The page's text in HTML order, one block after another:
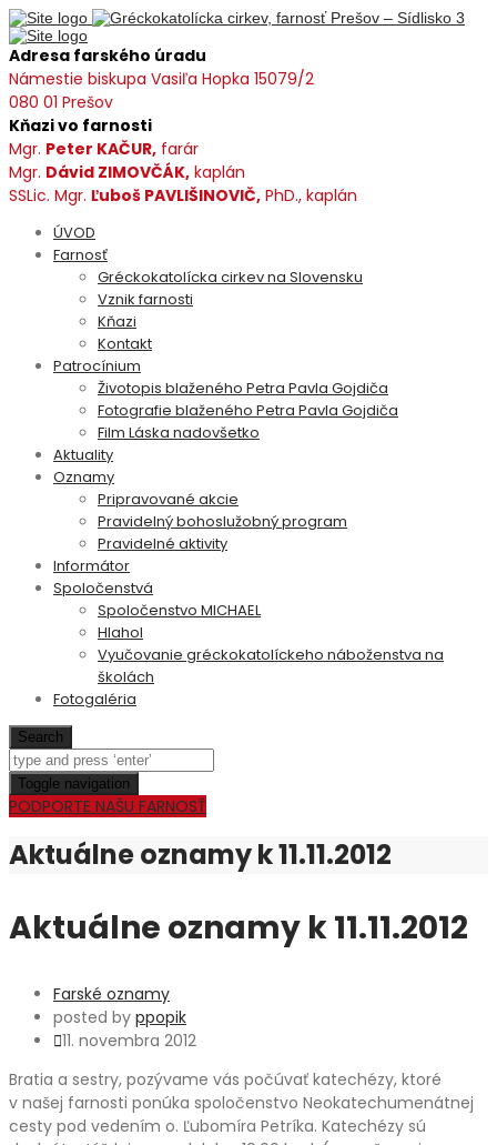
Adresa farského úradu
Námestie biskupa Vasiľa Hopka 15079/2
080 01 Prešov
Kňazi vo farnosti
Mgr. Peter KAČUR, farár
Mgr. Dávid ZIMOVČÁK, kaplán
SSLic. Mgr. Ľuboš PAVLIŠINOVIČ, PhD., kaplán
ÚVOD
Farnosť
Gréckokatolícka cirkev na Slovensku
Vznik farnosti
Kňazi
Kontakt
Patrocínium
Životopis blaženého Petra Pavla Gojdiča
Fotografie blaženého Petra Pavla Gojdiča
Film Láska nadovšetko
Aktuality
Oznamy
Pripravované akcie
Pravidelný bohoslužobný program
Pravidelné aktivity
Informátor
Spoločenstvá
Spoločenstvo MICHAEL
Hlahol
Vyučovanie gréckokatolíckeho náboženstva na
školách
Fotogaléria
Search
Toggle navigation
PODPORTE NAŠU FARNOSŤ
Aktuálne oznamy k 11.11.2012
Aktuálne oznamy k 11.11.2012
Farské oznamy
posted by ppopik
11. novembra 2012
Bratia a sestry, pozývame vás počúvať katechézy, ktoré
v našej farnosti ponúka spoločenstvo Neokatechumenátnej
cesty pod vedením o. Ľubomíra Petríka. Katechézy sú